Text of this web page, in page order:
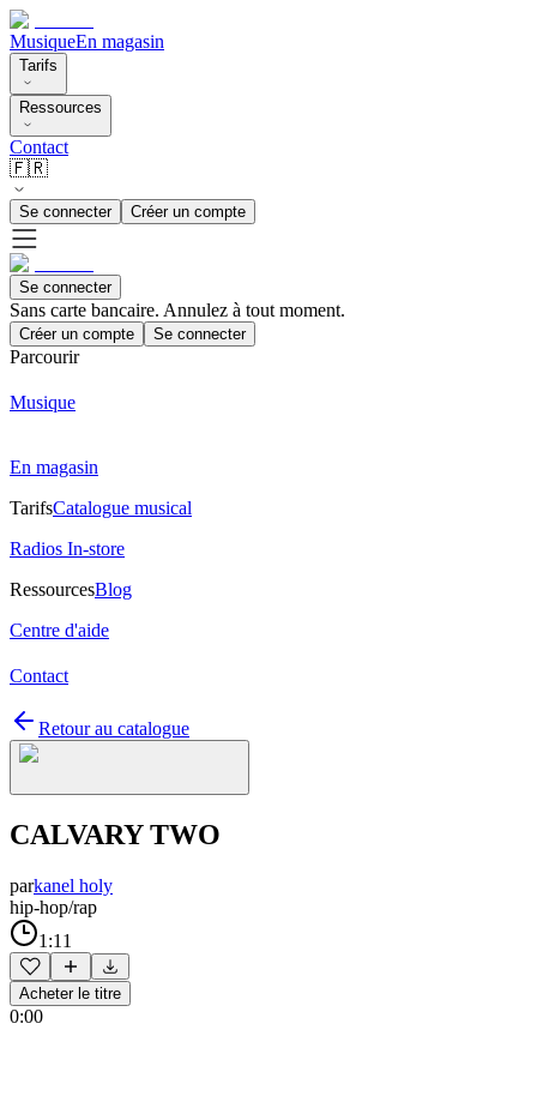
MusiqueEn magasin
Tarifs
Ressources
Contact
🇫🇷
Se connecter Créer un compte
Se connecter
Sans carte bancaire. Annulez à tout moment.
Créer un compte Se connecter
Parcourir
Musique
En magasin
TarifsCatalogue musical
Radios In-store
RessourcesBlog
Centre d'aide
Contact
Retour au catalogue
CALVARY TWO
parkanel holy
hip-hop/rap
1:11
Acheter le titre
0:00